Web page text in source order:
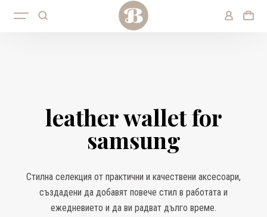
leather wallet for
samsung
Стилна селекция от практични и качествени аксесоари,
създадени да добавят повече стил в работата и
ежедневието и да ви радват дълго време.